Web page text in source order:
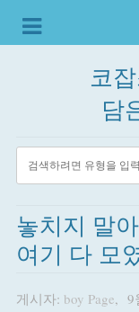
코
담
놓치지 말
여기 다 모
게시자: boy Page, 9